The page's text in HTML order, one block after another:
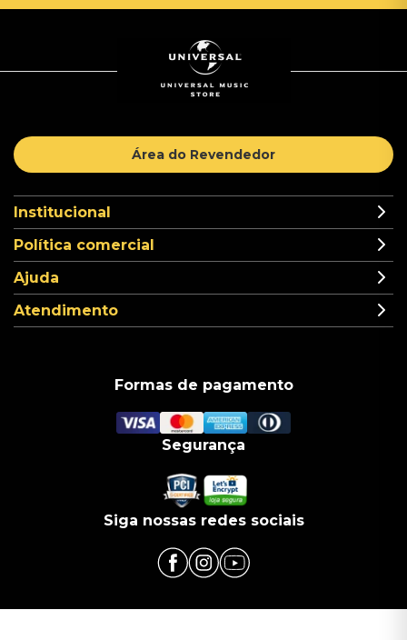
Área do Revendedor
Institucional
Política comercial
Ajuda
Atendimento
Formas de pagamento
Segurança
Siga nossas redes sociais